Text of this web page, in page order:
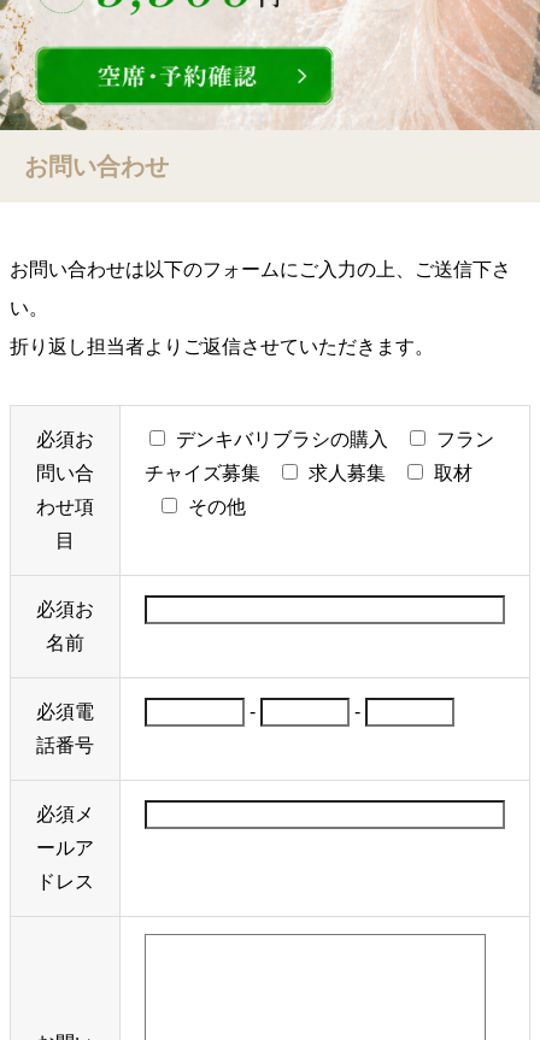
お問い合わせ
お問い合わせは以下のフォームにご入力の上、ご送信下さ
い。
折り返し担当者よりご返信させていただきます。
必須お
問い合
わせ項
目
デンキバリブラシの購入
フラン
チャイズ募集
求人募集
取材
その他
必須お
名前
必須電
話番号
- -
必須 メ
ールア
ドレス